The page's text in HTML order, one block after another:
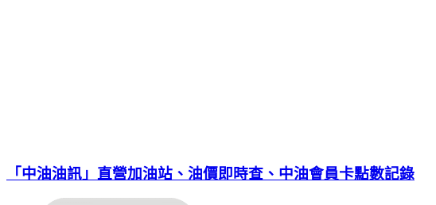
「中油油訊」直營加油站、油價即時查、中油會員卡點數記錄